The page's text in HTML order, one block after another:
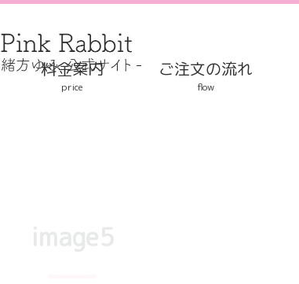
料金案内
price
ご注文の流れ
flow